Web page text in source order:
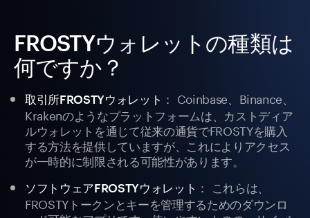
FROSTYウォレットの種類は
何ですか？
取引所FROSTYウォレット ： Coinbase、Binance、
Krakenのようなプラットフォームは、カストディア
ルウォレットを通じて従来の通貨でFROSTYを購入
する方法を提供していますが、これによりアクセス
が一時的に制限される可能性があります。
ソフトウェアFROSTYウォレット ： これらは、
FROSTYトークンとキーを管理するためのダウンロ